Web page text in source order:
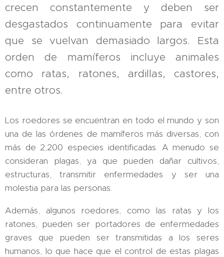
crecen constantemente y deben ser
desgastados continuamente para evitar
que se vuelvan demasiado largos. Esta
orden de mamíferos incluye animales
como ratas, ratones, ardillas, castores,
entre otros.
Los roedores se encuentran en todo el mundo y son
una de las órdenes de mamíferos más diversas, con
más de 2,200 especies identificadas. A menudo se
consideran plagas, ya que pueden dañar cultivos,
estructuras, transmitir enfermedades y ser una
molestia para las personas.
Además, algunos roedores, como las ratas y los
ratones, pueden ser portadores de enfermedades
graves que pueden ser transmitidas a los seres
humanos, lo que hace que el control de estas plagas